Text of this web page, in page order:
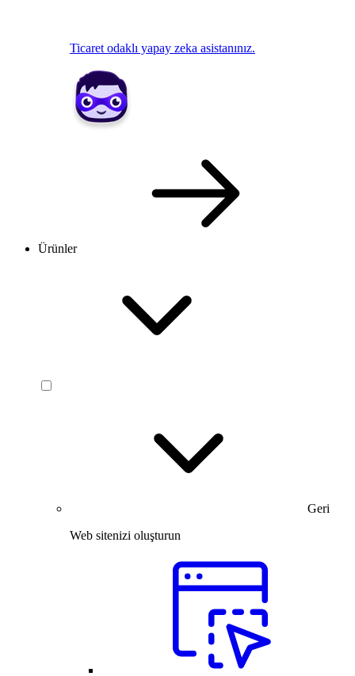
Ticaret odaklı yapay zeka asistanınız.
Ürünler
Geri
Web sitenizi oluşturun